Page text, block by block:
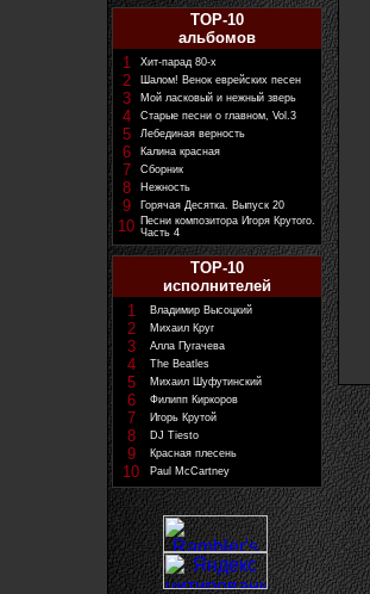
TOP-10
альбомов
1
Хит-парад 80-х
2 Шалом! Венок еврейских песен
3 Мой ласковый и нежный зверь
4 Старые песни о главном, Vol.3
5 Лебединая верность
6 Калина красная
7 Сборник
8 Нежность
9 Горячая Десятка. Выпуск 20
10 Песни композитора Игоря Крутого.
Часть 4
TOP-10
исполнителей
1
Владимир Высоцкий
2 Михаил Круг
3 Алла Пугачева
4 The Beatles
5 Михаил Шуфутинский
6 Филипп Киркоров
7 Игорь Крутой
8 DJ Tiesto
9 Красная плесень
10 Paul McCartney